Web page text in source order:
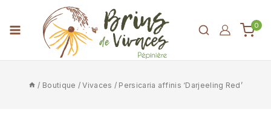
0
/ Boutique / Vivaces / Persicaria affinis ‘Darjeeling Red’